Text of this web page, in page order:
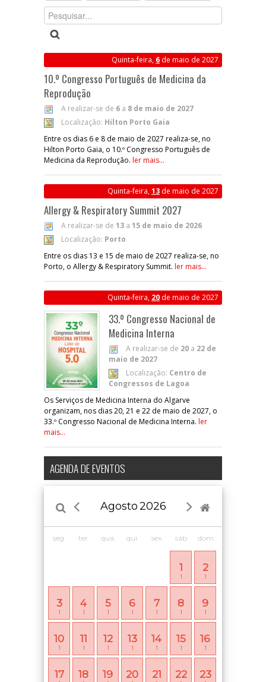
Quinta-feira, 6 de maio de 2027
10.º Congresso Português de Medicina da
Reprodução
A realizar-se de 6 a 8 de maio de 2027
Localização: Hilton Porto Gaia
Entre os dias 6 e 8 de maio de 2027 realiza-se, no
Hilton Porto Gaia, o 10.º Congresso Português de
Medicina da Reprodução. ler mais...
Quinta-feira,13 de maio de 2027
Allergy & Respiratory Summit 2027
A realizar-se de 13 a 15 de maio de 2026
Localização: Porto
Entre os dias 13 e 15 de maio de 2027 realiza-se, no
Porto, o Allergy & Respiratory Summit. ler mais...
Quinta-feira, 20 de maio de 2027
33.º Congresso Nacional de
Medicina Interna
A realizar-se de 20 a 22 de
maio de 2027
Localização: Centro de
Congressos de Lagoa
Os Serviços de Medicina Interna do Algarve
organizam, nos dias 20, 21 e 22 de maio de 2027, o
33.º Congresso Nacional de Medicina Interna. ler
mais...
AGENDA DE EVENTOS
Agosto2026
seg. ter. qua. qui. sex. sáb. dom.
1
1
2
1
3
1
4
1
5
1
6
1
7
1
8
1
9
1
10
1
11
1
12
1
13
1
14
1
15
1
16
1
17 18 19 20 21 22 23